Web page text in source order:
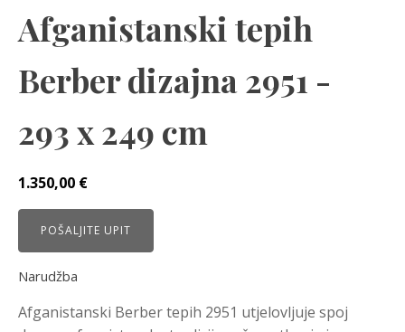
Afganistanski tepih
Berber dizajna 2951 -
293 x 249 cm
1.350,00 €
POŠALJITE UPIT
Narudžba
Afganistanski Berber tepih 2951 utjelovljuje spoj